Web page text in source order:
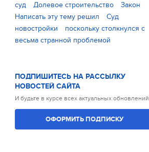
cуд Долевое строительство
Закон
Написать эту тему решил
Суд
новостройки
поскольку столкнулся с
весьма странной проблемой
ПОДПИШИТЕСЬ НА РАССЫЛКУ
НОВОСТЕЙ САЙТА
И будьте в курсе всех актуальных обновлений
ОФОРМИТЬ ПОДПИСКУ